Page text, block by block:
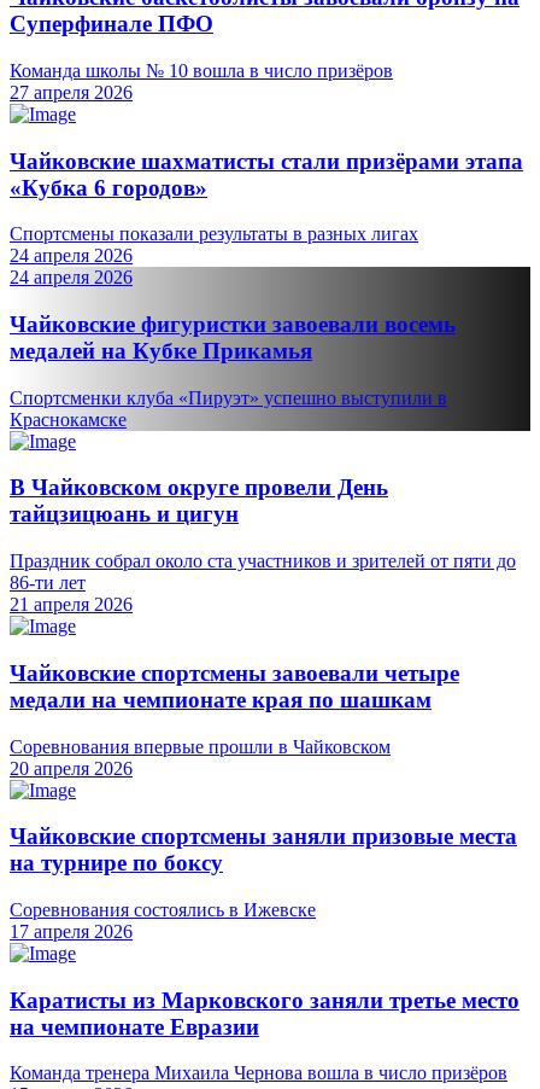
Суперфинале ПФО
Команда школы № 10 вошла в число призёров
27 апреля 2026
Чайковские шахматисты стали призёрами этапа
«Кубка 6 городов»
Спортсмены показали результаты в разных лигах
24 апреля 2026
24 апреля 2026
Чайковские фигуристки завоевали восемь
медалей на Кубке Прикамья
Спортсменки клуба «Пируэт» успешно выступили в
Краснокамске
В Чайковском округе провели День
тайцзицюань и цигун
Праздник собрал около ста участников и зрителей от пяти до
86-ти лет
21 апреля 2026
Чайковские спортсмены завоевали четыре
медали на чемпионате края по шашкам
Соревнования впервые прошли в Чайковском
20 апреля 2026
Чайковские спортсмены заняли призовые места
на турнире по боксу
Соревнования состоялись в Ижевске
17 апреля 2026
Каратисты из Марковского заняли третье место
на чемпионате Евразии
Команда тренера Михаила Чернова вошла в число призёров